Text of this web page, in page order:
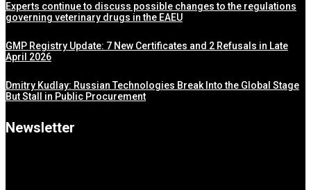
Experts continue to discuss possible changes to the regulations
governing veterinary drugs in the EAEU
GMP Registry Update: 7 New Certificates and 2 Refusals in Late
April 2026
Dmitry Kudlay: Russian Technologies Break Into the Global Stage
But Stall in Public Procurement
Newsletter